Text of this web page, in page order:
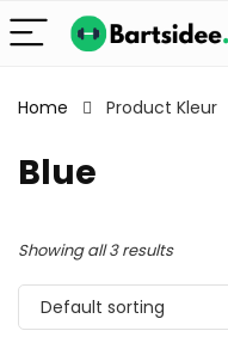
Home Product Kleur
Blue
Showing all 3 results
Default sorting